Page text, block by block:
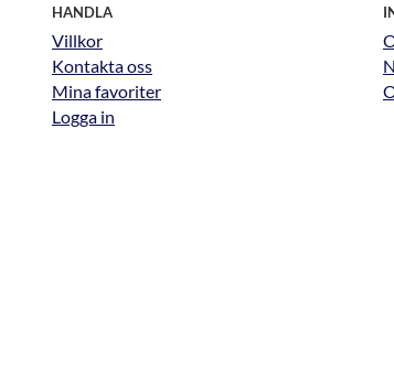
HANDLA
Villkor
Kontakta oss
Mina favoriter
Logga in